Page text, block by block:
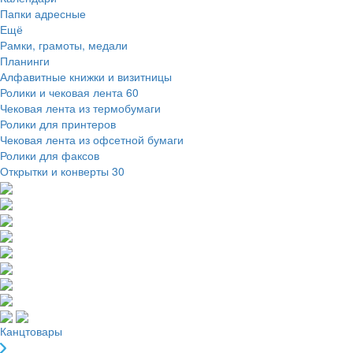
Папки адресные
Ещё
Рамки, грамоты, медали
Планинги
Алфавитные книжки и визитницы
Ролики и чековая лента 60
Чековая лента из термобумаги
Ролики для принтеров
Чековая лента из офсетной бумаги
Ролики для факсов
Открытки и конверты 30
Канцтовары